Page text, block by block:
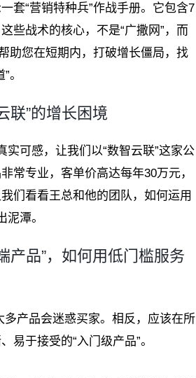
套“营销特种兵”作战手册。它包含7
些战术的核心，不是“广撒网”，而
助您在短期内，打破增长僵局，找
。
联”的增长困境
实可感，让我们以“数智云联”这家公
常专业，客单价高达每年30万元，
们看看王总和他的团队，如何运用
潭。
产品”，如何用低门槛服务
多产品会迷惑买家。相反，应该在所
易于接受的“入门级产品”。